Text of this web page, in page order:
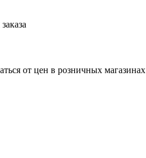
от цен в розничных магазинах